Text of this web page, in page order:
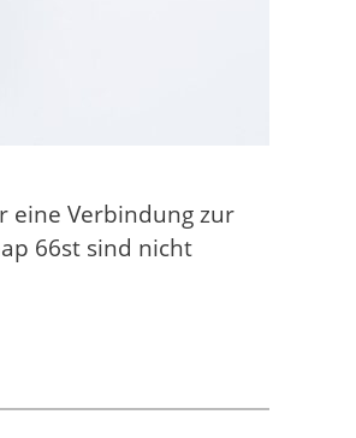
eine Verbindung zur
66st sind nicht